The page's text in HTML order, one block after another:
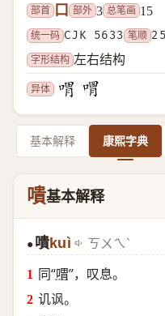
部首 口 部外 3 总笔画 15
统一码 CJK 5633 笔顺
字形结构 左右结构
异体
基本解释 康熙字典
嘳基本解释
● 嘳kuì ㄎㄨㄟˋ
同“喟”，叹息。
讥讽。